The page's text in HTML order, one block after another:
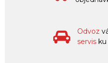
Odvoz
servis